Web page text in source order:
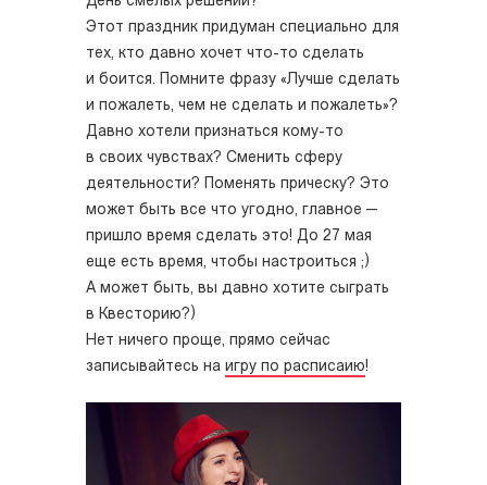
Этот праздник придуман специально для
тех, кто давно хочет что-то сделать
и боится. Помните фразу «Лучше сделать
и пожалеть, чем не сделать и пожалеть»?
Давно хотели признаться кому-то
в своих чувствах? Сменить сферу
деятельности? Поменять прическу? Это
может быть все что угодно, главное —
пришло время сделать это! До 27 мая
еще есть время, чтобы настроиться ;)
А может быть, вы давно хотите сыграть
в Квесторию?)
Нет ничего проще, прямо сейчас
записывайтесь на игру по расписаию!